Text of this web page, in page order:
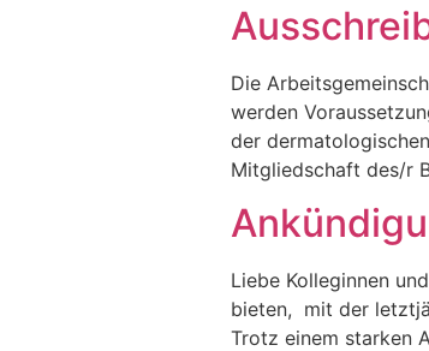
Die
werden
der
Mitgliedschaft des/r
Liebe Kolleginnen
bieten, mit der
Trotz einem starken